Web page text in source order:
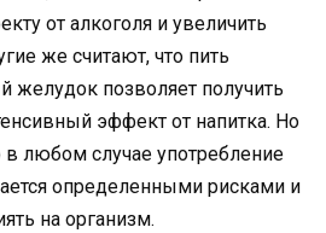
от алкоголя и увеличить
же считают, что пить
желудок позволяет получить
эффект от напитка. Но
в любом случае употребление
определенными рисками и
на организм.